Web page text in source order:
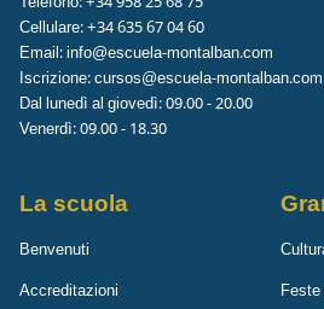
Cellulare: +34 635 67 04 60
Email:info@escuela-montalban.com
Iscrizione:cursos@escuela-montalban.com
Dal lunedì al giovedì: 09.00 - 20.00
Venerdì: 09.00 - 18.30
La scuola
Benvenuti
Accreditazioni